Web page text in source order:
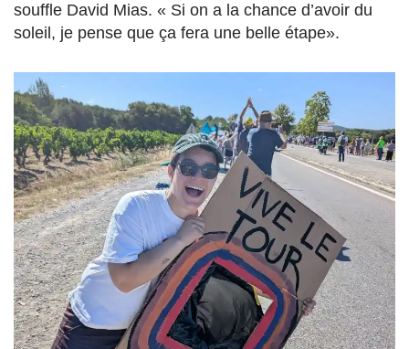
souffle David Mias. « Si on a la chance d’avoir du
soleil, je pense que ça fera une belle étape».